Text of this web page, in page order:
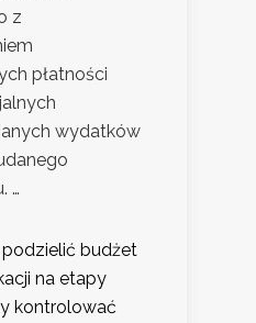
z
płatności
wydatków
…
podzielić budżet
na etapy
kontrolować